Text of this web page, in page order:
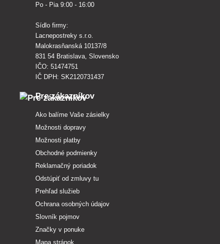
Po - Pia 9:00 - 16:00
Sídlo firmy:
Lacnepostreky s.r.o.
Malokrasňanská 10137/8
831 54 Bratislava, Slovensko
IČO: 51474751
IČ DPH: SK2120731437
Pre zákazníkov
Ako balíme Vaše zásielky
Možnosti dopravy
Možnosti platby
Obchodné podmienky
Reklamačný poriadok
Odstúpiť od zmluvy tu
Prehľad služieb
Ochrana osobných údajov
Slovník pojmov
Značky v ponuke
Mapa stránok